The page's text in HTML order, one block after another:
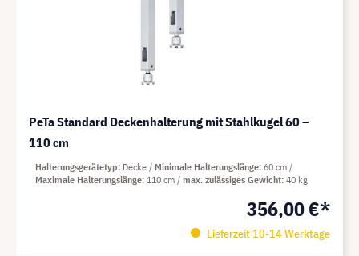
PeTa Standard Deckenhalterung mit Stahlkugel 60 –
110 cm
356,00 €*
Lieferzeit 10-14 Werktage
Halterungsgerätetyp Decke Minimale Halterungslänge 60 cm
Maximale Halterungslänge 110 cm max. zulässiges Gewicht 40 kg